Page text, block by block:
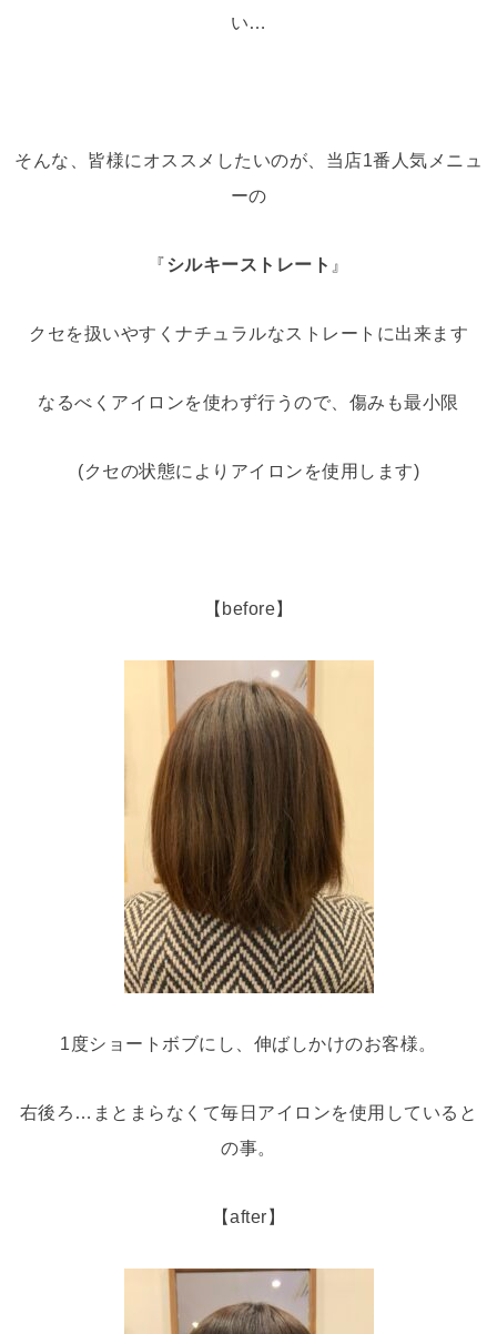
い…
そんな、皆様にオススメしたいのが、当店1番人気メニュ
ーの
『シルキーストレート 』
クセを扱いやすくナチュラルなストレートに出来ます
なるべくアイロンを使わず行うので、傷みも最小限
(クセの状態によりアイロンを使用します)
【before】
1度ショートボブにし、伸ばしかけのお客様。
右後ろ…まとまらなくて毎日アイロンを使用していると
の事。
【after】